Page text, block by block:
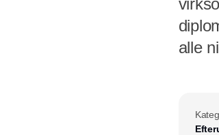
alle